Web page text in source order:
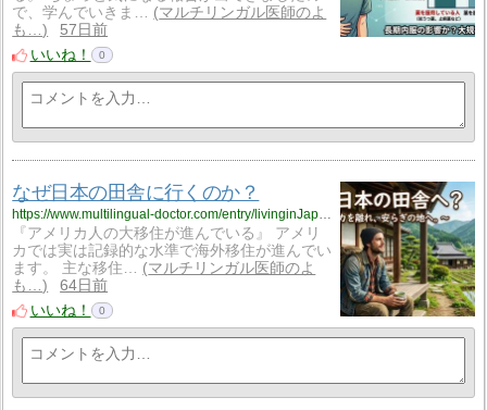
で、学んでいきま…
マルチリンガル医師のよ
も…
57日前
いいね！
0
なぜ日本の田舎に行くのか？
『アメリカ人の大移住が進んでいる』 アメリ
カでは実は記録的な水準で海外移住が進んでい
ます。 主な移住…
マルチリンガル医師のよ
も…
64日前
いいね！
0